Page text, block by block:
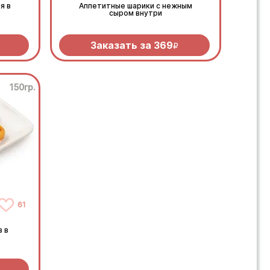
в
Аппетитные шарики с нежным
сыром внутри
Заказать за 369R
150гр.
61
в